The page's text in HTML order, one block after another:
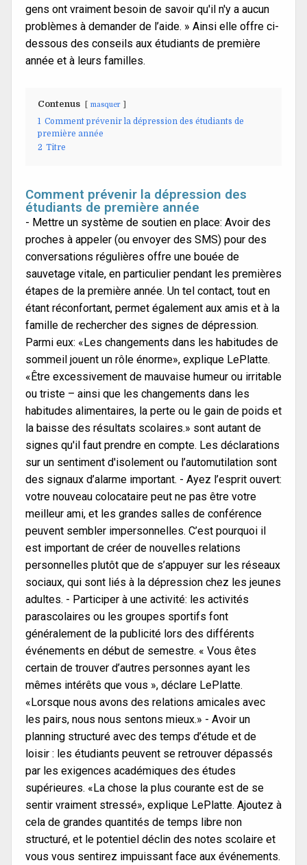
gens ont vraiment besoin de savoir qu'il n'y a aucun
problèmes à demander de l’aide. » Ainsi elle offre ci-
dessous des conseils aux étudiants de première
année et à leurs familles.
Contenus masquer
1 Comment prévenir la dépression des étudiants de
première année
2 Titre
Comment prévenir la dépression des
étudiants de première année
- Mettre un système de soutien en place: Avoir des
proches à appeler (ou envoyer des SMS) pour des
conversations régulières offre une bouée de
sauvetage vitale, en particulier pendant les premières
étapes de la première année. Un tel contact, tout en
étant réconfortant, permet également aux amis et à la
famille de rechercher des signes de dépression.
Parmi eux: «Les changements dans les habitudes de
sommeil jouent un rôle énorme», explique LePlatte.
«Être excessivement de mauvaise humeur ou irritable
ou triste – ainsi que les changements dans les
habitudes alimentaires, la perte ou le gain de poids et
la baisse des résultats scolaires.» sont autant de
signes qu'il faut prendre en compte. Les déclarations
sur un sentiment d'isolement ou l’automutilation sont
des signaux d’alarme important. - Ayez l’esprit ouvert:
votre nouveau colocataire peut ne pas être votre
meilleur ami, et les grandes salles de conférence
peuvent sembler impersonnelles. C’est pourquoi il
est important de créer de nouvelles relations
personnelles plutôt que de s’appuyer sur les réseaux
sociaux, qui sont liés à la dépression chez les jeunes
adultes. - Participer à une activité: les activités
parascolaires ou les groupes sportifs font
généralement de la publicité lors des différents
événements en début de semestre. « Vous êtes
certain de trouver d’autres personnes ayant les
mêmes intérêts que vous », déclare LePlatte.
«Lorsque nous avons des relations amicales avec
les pairs, nous nous sentons mieux.» - Avoir un
planning structuré avec des temps d’étude et de
loisir : les étudiants peuvent se retrouver dépassés
par les exigences académiques des études
supérieures. «La chose la plus courante est de se
sentir vraiment stressé», explique LePlatte. Ajoutez à
cela de grandes quantités de temps libre non
structuré, et le potentiel déclin des notes scolaire et
vous vous sentirez impuissant face aux événements.